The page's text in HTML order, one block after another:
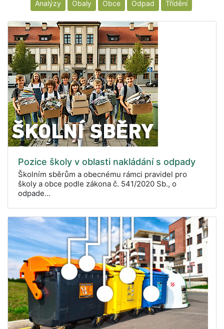
Analýzy Obaly Obce Odpad Třídění
Pozice školy v oblasti nakládání s odpady
Školním sběrům a obecnému rámci pravidel pro
školy a obce podle zákona č. 541/2020 Sb., o
odpade...